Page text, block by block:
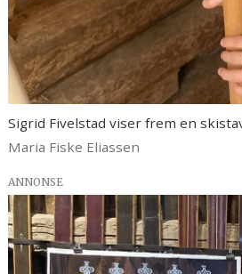
Sigrid Fivelstad viser frem en
Maria Fiske Eliassen
ANNONSE